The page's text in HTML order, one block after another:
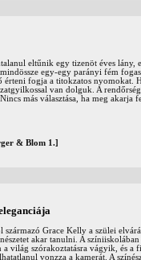
eltűnik egy tizenöt éves
egy-egy parányi fém
fogja a titokzatos nyomokat.
van dolguk. A
más választása, ha meg
& Blom 1.]
Grace Kelly a szülei
akar tanulni. A
a világ szórakoztatásra vágyik, és
vonzza a kamerát. A